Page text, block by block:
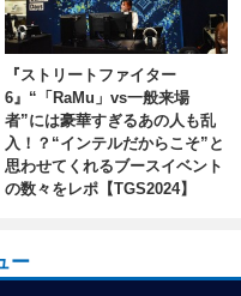
『ストリートファイター
6』“「RaMu」vs一般来場
者”には豪華すぎるあの人も乱
入！？“インテルだからこそ”と
思わせてくれるブースイベント
の数々をレポ【TGS2024】
ー